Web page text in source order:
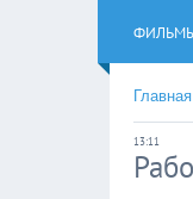
Главная
13:11